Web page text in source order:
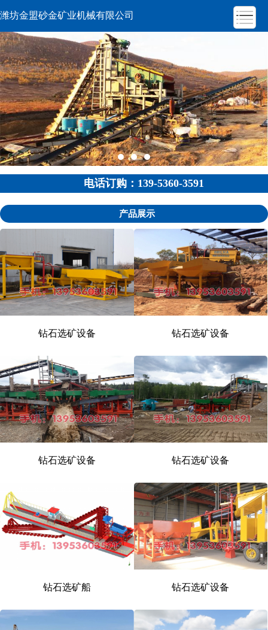
潍坊金盟砂金矿业机械有限公司
\3
电话订购：139-5360-3591
产品展示
钻石选矿设备 钻石选矿设备
钻石选矿设备 钻石选矿设备
钻石选矿船 钻石选矿设备